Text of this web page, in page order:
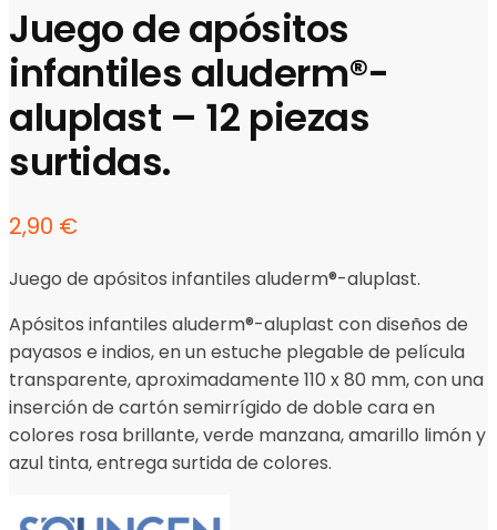
Juego de apósitos
infantiles aluderm®-
aluplast – 12 piezas
surtidas.
2,90 €
Juego de apósitos infantiles aluderm®-aluplast.
Apósitos infantiles aluderm®-aluplast con diseños de
payasos e indios, en un estuche plegable de película
transparente, aproximadamente 110 x 80 mm, con una
inserción de cartón semirrígido de doble cara en
colores rosa brillante, verde manzana, amarillo limón y
azul tinta, entrega surtida de colores.